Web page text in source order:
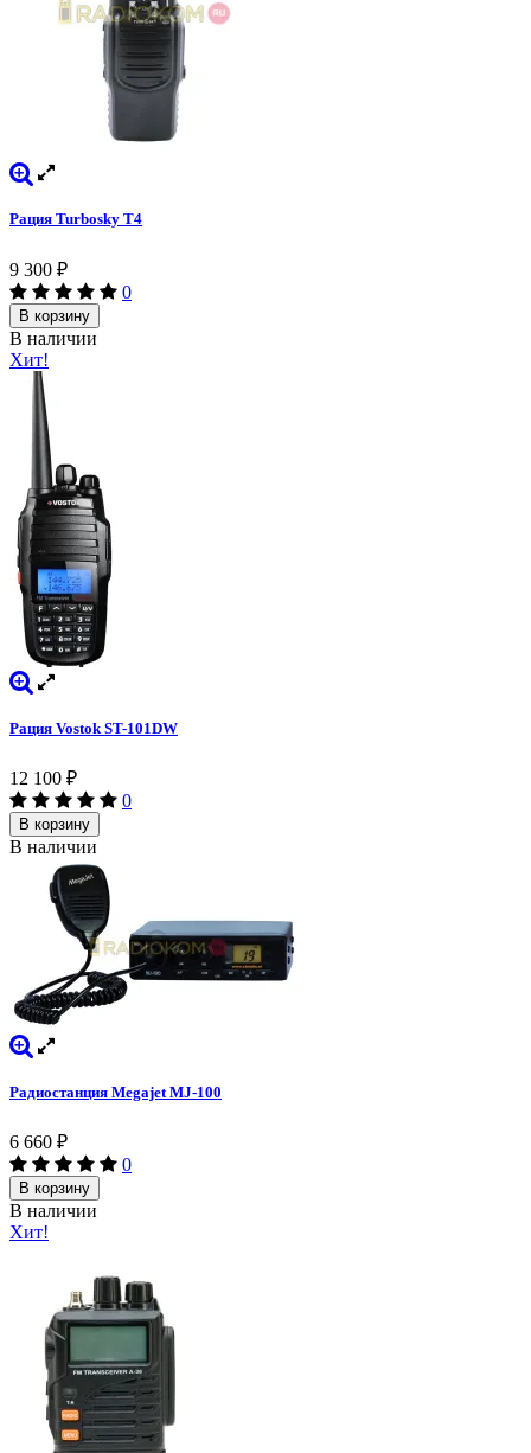
Рация Turbosky T4
9 300 ₽
0
В корзину
В наличии
Хит!
Рация Vostok ST-101DW
12 100 ₽
0
В корзину
В наличии
Радиостанция Megajet MJ-100
6 660 ₽
0
В корзину
В наличии
Хит!